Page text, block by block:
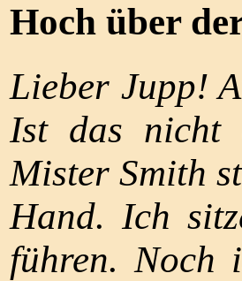
Hoch über
Lieber Jupp!
Ist das nicht
Mister Smith
Hand. Ich
führen. Noch